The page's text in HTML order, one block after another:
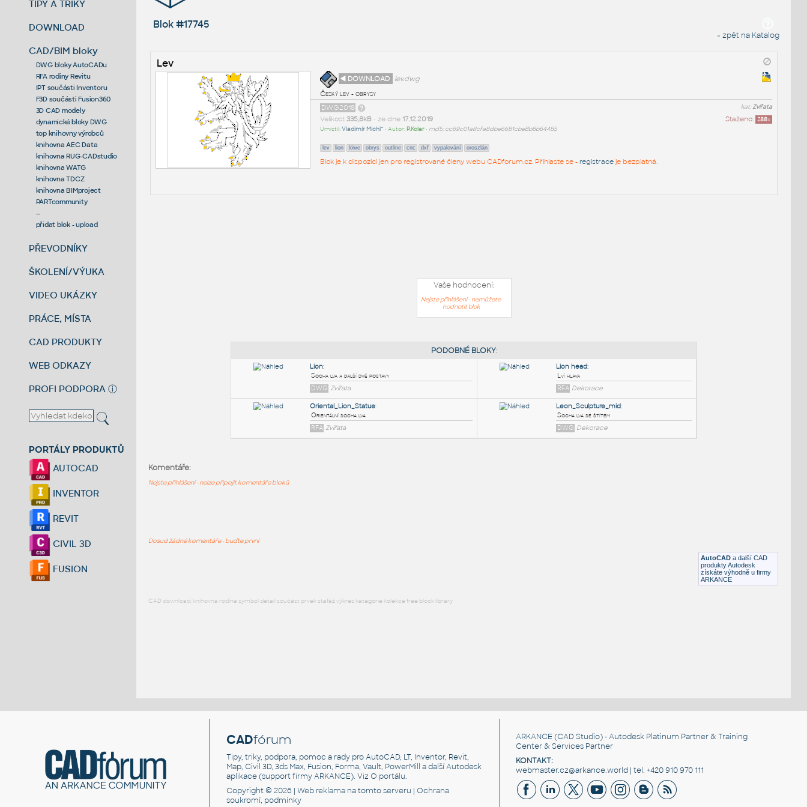
TIPY A TRIKY
DOWNLOAD
CAD/BIM bloky
DWG bloky AutoCADu
RFA rodiny Revitu
IPT součásti Inventoru
F3D součásti Fusion360
3D CAD modely
dynamické bloky DWG
top knihovny výrobců
knihovna AEC Data
knihovna RUG-CADstudio
knihovna WATG
knihovna TDCZ
knihovna BIMproject
PARTcommunity
--
přidat blok - upload
PŘEVODNÍKY
ŠKOLENÍ/VÝUKA
VIDEO UKÁZKY
PRÁCE, MÍSTA
CAD PRODUKTY
WEB ODKAZY
PROFI PODPORA ⓘ
PORTÁLY PRODUKTŮ
AUTOCAD
INVENTOR
REVIT
CIVIL 3D
FUSION
Blok #17745
« zpět na Katalog
Lev
◄ DOWNLOAD
lev.dwg
Český lev - obrysy
kat:Zvířata
DWG2018
Staženo: 288x
Velikost 335,8kB• ze dne 17.12.2019
Umístil:Vladimír Michl^ • Autor: P.Kolar• md5: cc69c01a8cfa8dbe6681cbe8b8b64485
lev lion löwe obrys outline cnc dxf vypalování oroszlán
Blok je k dispozici jen pro registrované členy webu CADforum.cz. Přihlaste se - registraceje bezplatná.
Vaše hodnocení:
Nejste přihlášeni - nemůžete
hodnotit blok
Dekorace
AutoCAD a další CAD
produkty Autodesk
získáte výhodně u firmy
ARKANCE
Komentáře:
Nejste přihlášeni - nelze připojit komentáře bloků
Dosud žádné komentáře - buďte první
CAD download: knihovna rodina symbol detail součást prvek stafáž výkres kategorie kolekce free block library
CADfórum
Tipy, triky, podpora, pomoc a rady pro AutoCAD, LT, Inventor, Revit,
Map, Civil 3D, 3ds Max, Fusion, Forma, Vault, PowerMill a další Autodesk
aplikace (support firmy ARKANCE). VizO portálu.
Copyright © 2026 |Web reklama na tomto serveru |Ochrana
soukromí, podmínky
ARKANCE (CAD Studio) - Autodesk Platinum Partner & Training
Center & Services Partner
KONTAKT:
webmaster.cz@arkance.world | tel. +420 910 970 111